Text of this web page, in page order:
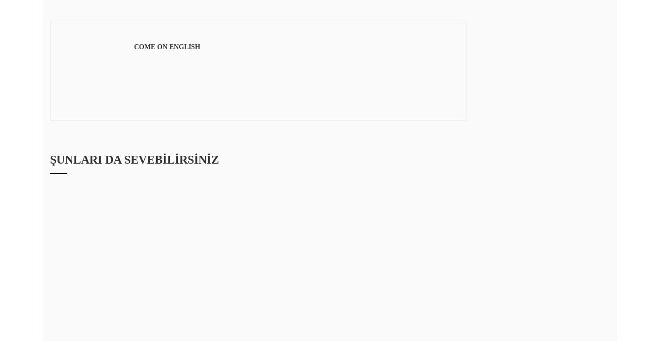
COME ON ENGLISH
ŞUNLARI DA SEVEBILIRSINIZ